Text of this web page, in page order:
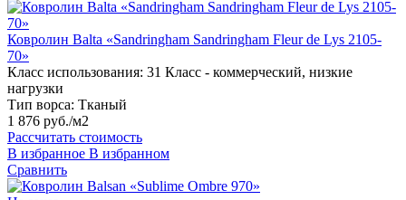
Ковролин Balta «Sandringham Sandringham Fleur de Lys 2105-
70»
Класс использования: 31 Класс - коммерческий, низкие
нагрузки
Тип ворса: Тканый
1 876 руб./м2
Рассчитать стоимость
В избранное В избранном
Сравнить